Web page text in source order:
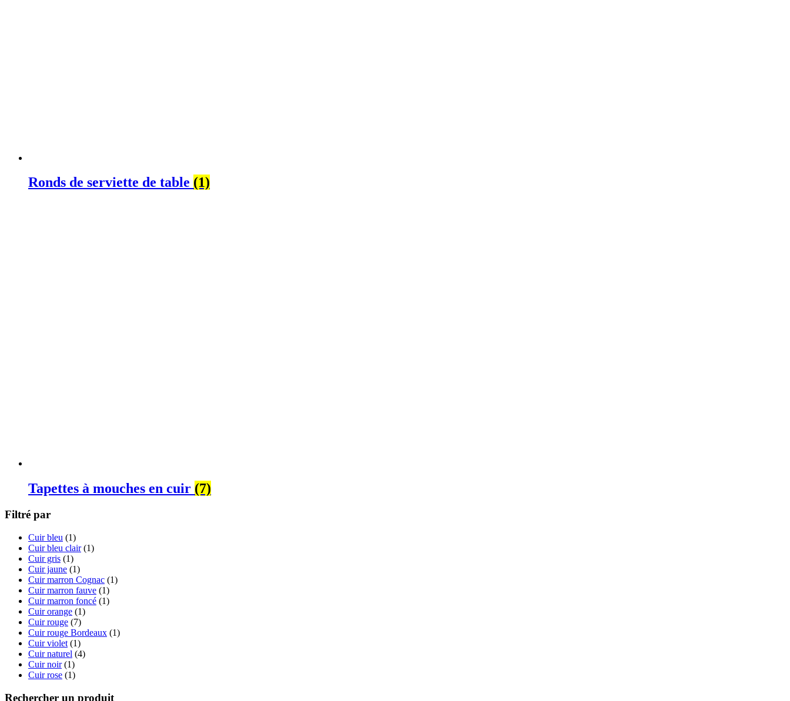
Ronds de serviette de table (1)
Tapettes à mouches en cuir (7)
Filtré par
Cuir bleu (1)
Cuir bleu clair (1)
Cuir gris (1)
Cuir jaune (1)
Cuir marron Cognac (1)
Cuir marron fauve (1)
Cuir marron foncé (1)
Cuir orange (1)
Cuir rouge (7)
Cuir rouge Bordeaux (1)
Cuir violet (1)
Cuir naturel (4)
Cuir noir (1)
Cuir rose (1)
Rechercher un produit